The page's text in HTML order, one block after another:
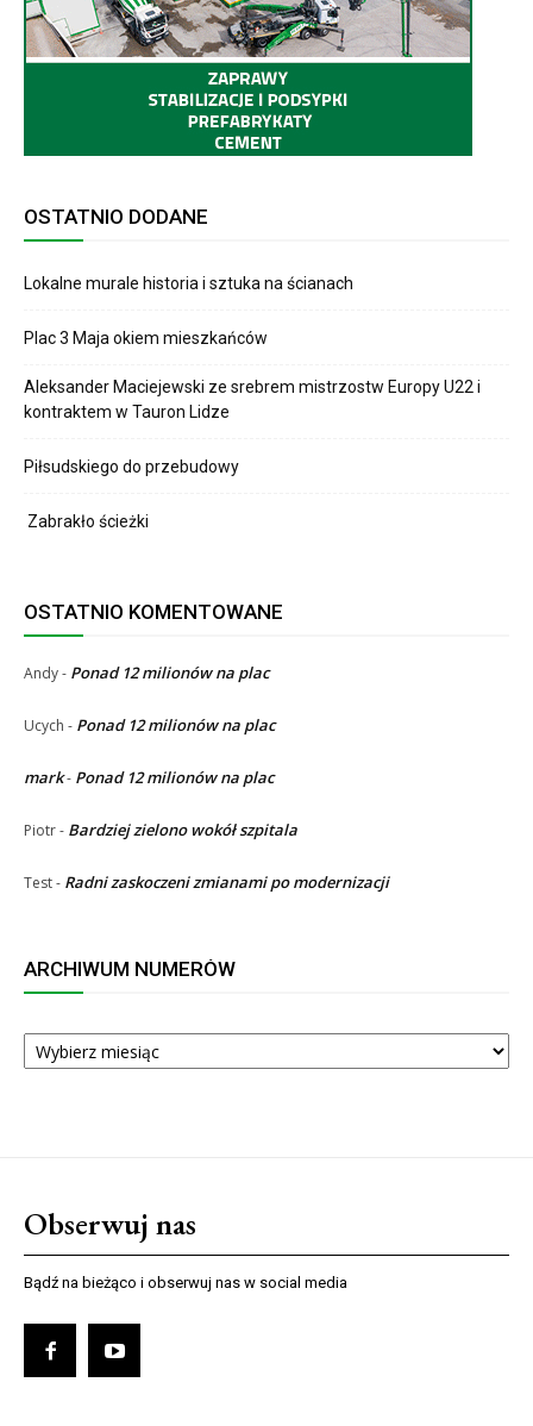
OSTATNIO DODANE
Lokalne murale historia i sztuka na ścianach
Plac 3 Maja okiem mieszkańców
Aleksander Maciejewski ze srebrem mistrzostw Europy U22 i
kontraktem w Tauron Lidze
Piłsudskiego do przebudowy
Zabrakło ścieżki
OSTATNIO KOMENTOWANE
Andy- Ponad 12 milionów na plac
Ucych - Ponad 12 milionów na plac
mark- Ponad 12 milionów na plac
Piotr- Bardziej zielono wokół szpitala
Test- Radni zaskoczeni zmianami po modernizacji
ARCHIWUM NUMERÓW
ARCHIWUM
NUMERÓW
Obserwuj nas
Bądź na bieżąco i obserwuj nas w social media